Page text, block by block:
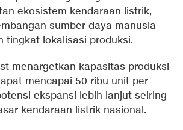
ekosistem kendaraan listrik,
sumber daya manusia
tingkat lokalisasi produksi.
menargetkan kapasitas produksi
mencapai 50 ribu unit per
ekspansi lebih lanjut seiring
kendaraan listrik nasional.